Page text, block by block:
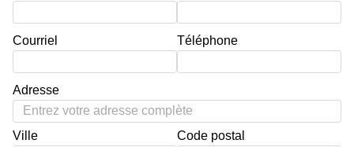
Courriel Téléphone
Adresse
Ville Code postal